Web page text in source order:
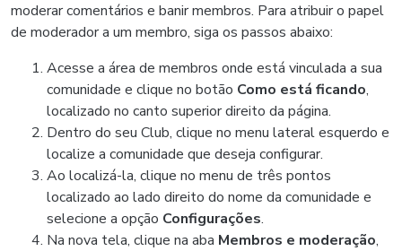
moderar comentários e banir membros. Para atribuir o papel
de moderador a um membro, siga os passos abaixo:
Acesse a área de membros onde está vinculada a sua
comunidade e clique no botão Como está ficando,
localizado no canto superior direito da página.
Dentro do seu Club, clique no menu lateral esquerdo e
localize a comunidade que deseja configurar.
Ao localizá-la, clique no menu de três pontos
localizado ao lado direito do nome da comunidade e
selecione a opção Configurações.
Na nova tela, clique na aba Membros e moderação,